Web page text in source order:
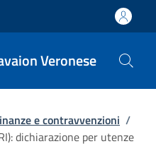
Veronese
e contravvenzioni /
dichiarazione per utenze